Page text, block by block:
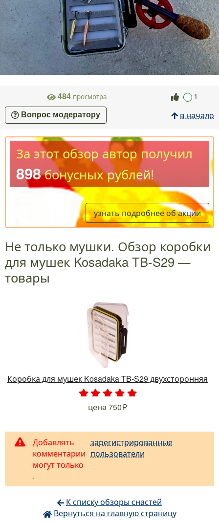
484 просмотра 1
Вопрос модератору в начало
За этот обзор автор получил
898бонусных рублей!
узнать подробнее об акции
Не только мушки. Обзор коробки
для мушек Kosadaka TB-S29 —
товары
Коробка для мушек Kosadaka TB-S29 двухсторонняя
. . .
цена 750
Добавлять
комментарии
могут только
зарегистрированные
пользователи
.
К списку обзоры снастей
Вернуться на главную страницу